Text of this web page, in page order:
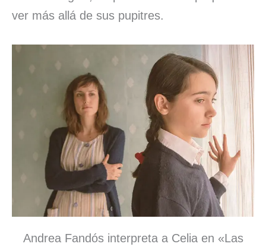
ver más allá de sus pupitres.
Andrea Fandós interpreta a Celia en «Las